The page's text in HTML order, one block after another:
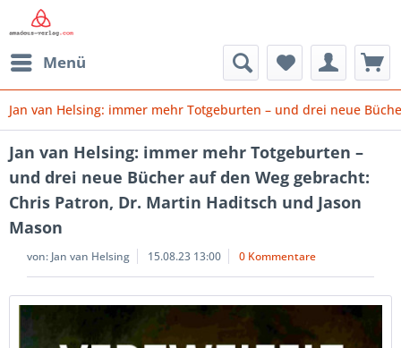
Menü
Jan van Helsing: immer mehr Totgeburten – und drei neue
Jan van Helsing: immer mehr Totgeburten –
und drei neue Bücher auf den Weg gebracht:
Chris Patron, Dr. Martin Haditsch und Jason
Mason
von: Jan van Helsing 15.08.23 13:00 0 Kommentare